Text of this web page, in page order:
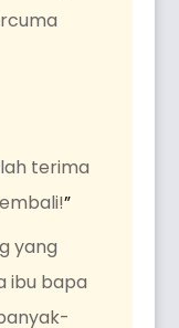
terima
”
yang
ibu bapa